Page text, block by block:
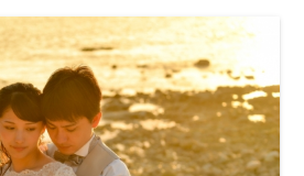
アルバム 宿泊付き
選ぶ